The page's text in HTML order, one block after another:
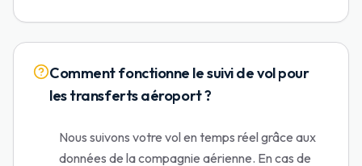
Comment fonctionne le suivi de vol pour
les transferts aéroport ?
Nous suivons votre vol en temps réel grâce aux
données de la compagnie aérienne. En cas de